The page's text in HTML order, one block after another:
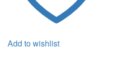
Add to wishlist